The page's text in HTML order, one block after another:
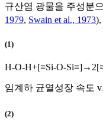
규산염 광물을 주성분
1979, Swain et al., 1973
(1)
H-O-H+[≡Si-O-Si≡]→ 2[
임계하 균열성장 속도
(2)